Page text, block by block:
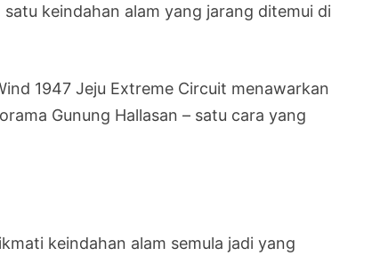
keindahan alam yang jarang ditemui di
1947 Jeju Extreme Circuit menawarkan
Gunung Hallasan – satu cara yang
keindahan alam semula jadi yang